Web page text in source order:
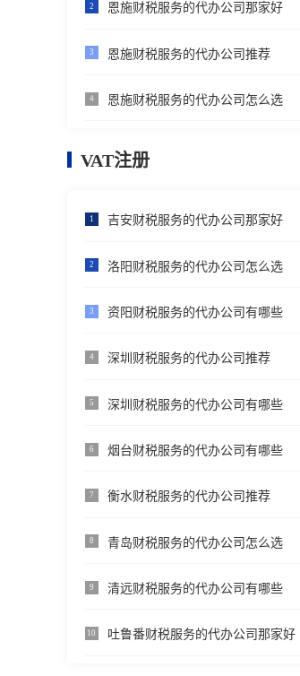
2 恩施财税服务的代办公司那家好
3 恩施财税服务的代办公司推荐
4 恩施财税服务的代办公司怎么选
VAT注册
1 吉安财税服务的代办公司那家好
2 洛阳财税服务的代办公司怎么选
3 资阳财税服务的代办公司有哪些
4 深圳财税服务的代办公司推荐
5 深圳财税服务的代办公司有哪些
6 烟台财税服务的代办公司有哪些
7 衡水财税服务的代办公司推荐
8 青岛财税服务的代办公司怎么选
9 清远财税服务的代办公司有哪些
10 吐鲁番财税服务的代办公司那家好